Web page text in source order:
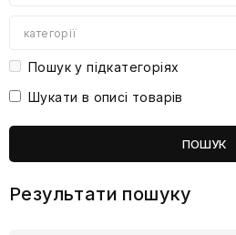
категорії
Пошук у підкатегоріях
Шукати в описі товарів
Результати пошуку